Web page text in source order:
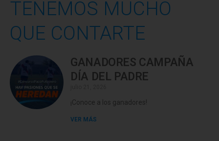
TENEMOS MUCHO
QUE CONTARTE
GANADORES CAMPAÑA
DÍA DEL PADRE
¡Conoce a los ganadores!
VER MÁS